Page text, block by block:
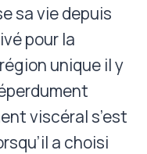
sa vie depuis
pour la
unique il y
viscéral s’est
a choisi